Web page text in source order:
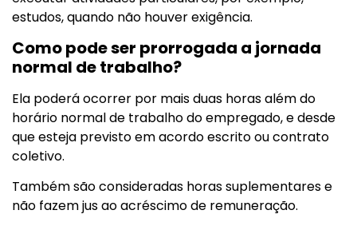
estudos, quando não houver exigência.
Como pode ser prorrogada a jornada
normal de trabalho?
Ela poderá ocorrer por mais duas horas além do
horário normal de trabalho do empregado, e desde
que esteja previsto em acordo escrito ou contrato
coletivo.
Também são consideradas horas suplementares e
não fazem jus ao acréscimo de remuneração.